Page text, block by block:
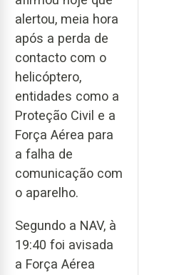
alertou, meia hora
após a perda de
contacto com o
helicóptero,
entidades como a
Proteção Civil e a
Força Aérea para
a falha de
comunicação com
o aparelho.
Segundo a NAV, à
19:40 foi avisada
a Força Aérea